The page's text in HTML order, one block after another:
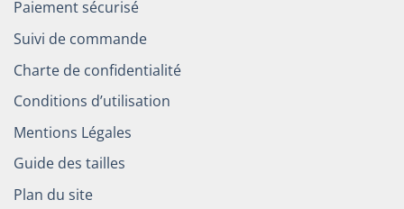
Paiement sécurisé
Suivi de commande
Charte de confidentialité
Conditions d’utilisation
Mentions Légales
Guide des tailles
Plan du site